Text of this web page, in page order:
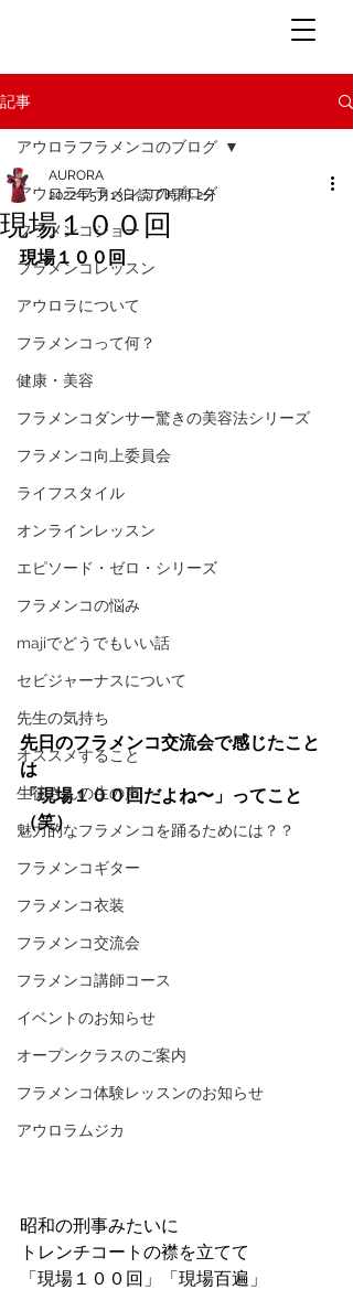
記事
アウロラフラメンコのブログ
フラメンコショー
フラメンコレッスン
アウロラについて
フラメンコって何？
健康・美容
フラメンコダンサー驚きの美容法シリーズ
フラメンコ向上委員会
ライフスタイル
オンラインレッスン
エピソード・ゼロ・シリーズ
フラメンコの悩み
majiでどうでもいい話
セビジャーナスについて
先生の気持ち
オススメすること
生徒さんの生の声
魅力的なフラメンコを踊るためには？？
フラメンコギター
フラメンコ衣装
フラメンコ交流会
フラメンコ講師コース
イベントのお知らせ
オープンクラスのご案内
フラメンコ体験レッスンのお知らせ
アウロラムジカ
アウロラフラメンコのブログ
現場１００回
AURORA
2022年5月13日読了時間: 2分
現場１００回
先日のフラメンコ交流会で感じたこと
は
「現場１００回だよね〜」ってこと
（笑）
昭和の刑事みたいに
トレンチコートの襟を立てて
「現場１００回」「現場百遍」